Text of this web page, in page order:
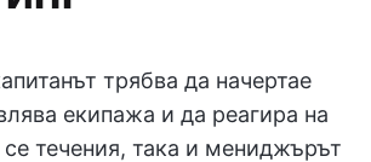
трябва да начертае
екипажа и да реагира на
течения, така и мениджърът